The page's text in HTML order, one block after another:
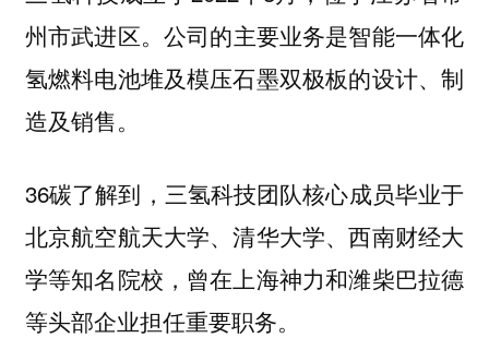
州市武进区。 公司的主要业务是智能一体化
氢燃料电池堆及模压石墨双极板的设计、制
造及销售。
36碳了解到，三氢科技团队核心成员毕业于
北京航空航天大学、清华大学、西南财经大
学等知名院校，曾在上海神力和潍柴巴拉德
等头部企业担任重要职务。